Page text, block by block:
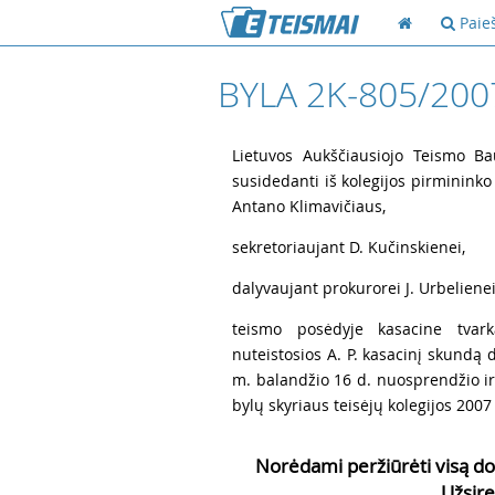
BYLA 2K-805/
Lietuvos Aukščiausiojo Teismo
susidedanti iš kolegijos
Antano Klimavičiaus,
sekretoriaujant D. Kučinskienei,
dalyvaujant prokurorei J.
teismo posėdyje kasacine
nuteistosios A. P. kasacinį skundą
m. balandžio 16 d. nuosprendžio
bylų skyriaus teisėjų kolegijos 2007
Norėdami peržiūrėti visą